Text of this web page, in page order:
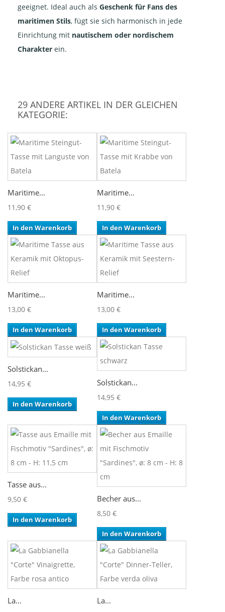
geeignet. Ideal auch als Geschenk für Fans des
maritimen Stils, fügt sie sich harmonisch in jede
Einrichtung mit nautischem oder nordischem
Charakter ein.
29 ANDERE ARTIKEL IN DER GLEICHEN
KATEGORIE:
Maritime...
11,90 €
In den Warenkorb
Maritime...
11,90 €
In den Warenkorb
Maritime...
13,00 €
In den Warenkorb
Maritime...
13,00 €
In den Warenkorb
Solstickan...
14,95 €
In den Warenkorb
Solstickan...
14,95 €
In den Warenkorb
Tasse aus...
9,50 €
In den Warenkorb
Becher aus...
8,50 €
In den Warenkorb
La... La...